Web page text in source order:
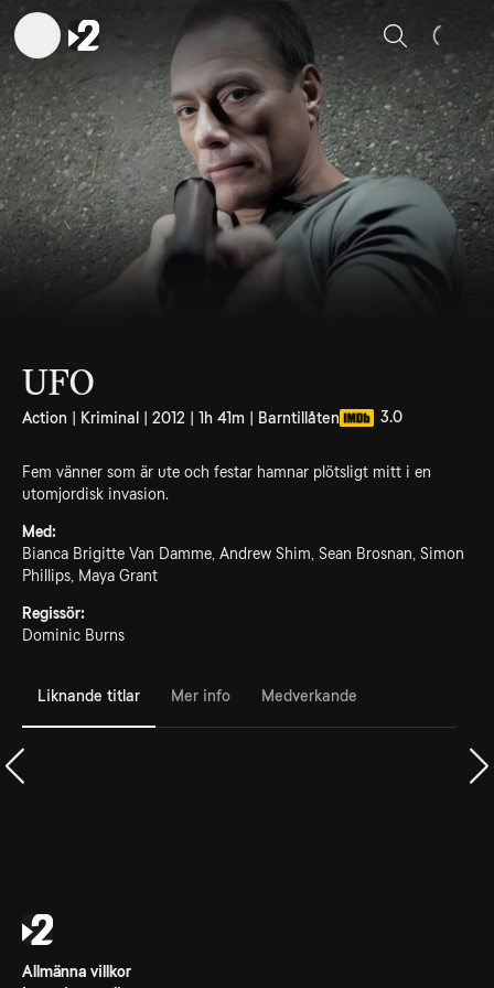
Sök
UFO
Action | Kriminal | 2012 | 1h 41m | Barntillåten 3.0
Fem vänner som är ute och festar hamnar plötsligt mitt i en
utomjordisk invasion.
Med:
Bianca Brigitte Van Damme, Andrew Shim, Sean Brosnan, Simon
Phillips, Maya Grant
Regissör:
Dominic Burns
Liknande titlar Mer info Medverkande
Allmänna villkor